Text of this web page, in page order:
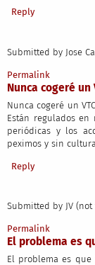
Reply
Submitted by Jose
Permalink
Nunca cogeré un
Nunca cogeré un
Están regulados
periódicas y los
peximos y sin
Reply
Submitted by JV
Permalink
El problema es
El problema es